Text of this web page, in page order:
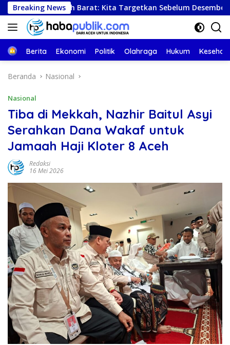
Langsung
ke
konten
Breaking News
Barat: Kita Targetkan Sebelum Desember Semua Selesai
Beranda
Berita Ekonomi Politik Olahraga Hukum
Beranda Nasional
Nasional
Tiba di Mekkah, Nazhir Baitul Asyi
Serahkan Dana Wakaf untuk
Jamaah Haji Kloter 8 Aceh
Redaksi
16 Mei 2026